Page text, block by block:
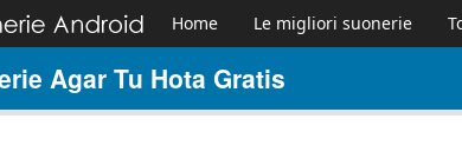
Home Le migliori suonerie
Agar Tu Hota Gratis